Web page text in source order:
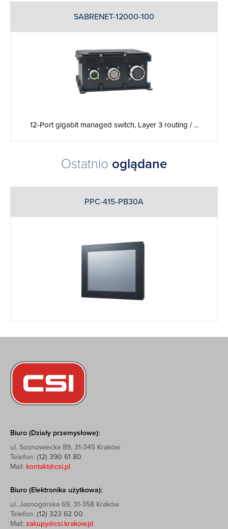
SABRENET-12000-100
12-Port gigabit managed switch, Layer 3 routing / ...
Ostatnio oglądane
PPC-415-PB30A
Biuro (Działy przemysłowe):
ul. Sosnowiecka 89, 31-345 Kraków
Telefon: (12) 390 61 80
Mail: kontakt@csi.pl
Biuro (Elektronika użytkowa):
ul. Jasnogórska 69, 31-358 Kraków
Telefon: (12) 323 62 00
Mail: zakupy@csi.krakow.pl